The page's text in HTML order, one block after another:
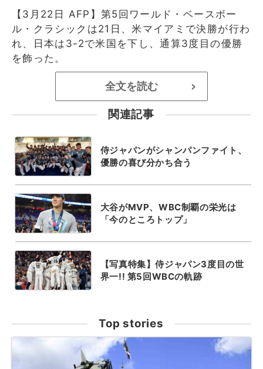
【3月22日 AFP】第5回ワールド・ベースボー
ル・クラシックは21日、米マイアミで決勝が行わ
れ、日本は3-2で米国を下し、通算3度目の優勝
を飾った。
全文を読む >
関連記事
侍ジャパンがシャンパンファイト、
優勝の喜び分かち合う
大谷がMVP、WBC制覇の栄光は
「今のところトップ」
【写真特集】侍ジャパン3度目の世
界一!! 第5回WBCの軌跡
Top stories